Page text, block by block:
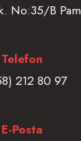
No:35/B
Telefon
212 80 97
E-Posta